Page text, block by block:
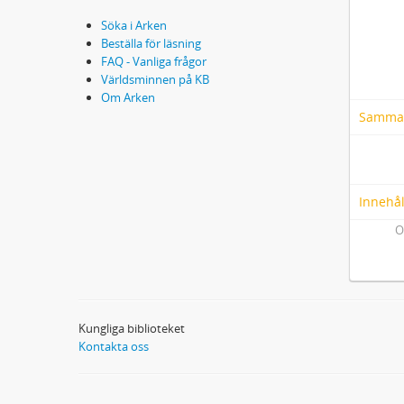
Söka i Arken
Beställa för läsning
FAQ - Vanliga frågor
Världsminnen på KB
Om Arken
Kungliga biblioteket
Kontakta oss